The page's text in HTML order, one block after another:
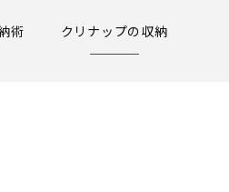
術 クリナップの収納